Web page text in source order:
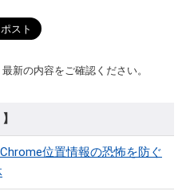
新の内容をご確認ください。
位置情報の恐怖を防ぐ